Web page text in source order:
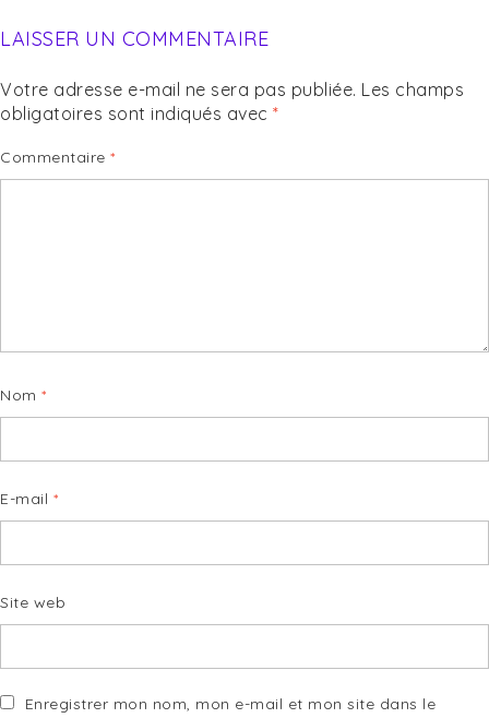
LAISSER UN COMMENTAIRE
Votre adresse e-mail ne sera pas publiée. Les champs
obligatoires sont indiqués avec *
Commentaire *
Nom *
E-mail *
Site web
Enregistrer mon nom, mon e-mail et mon site dans le